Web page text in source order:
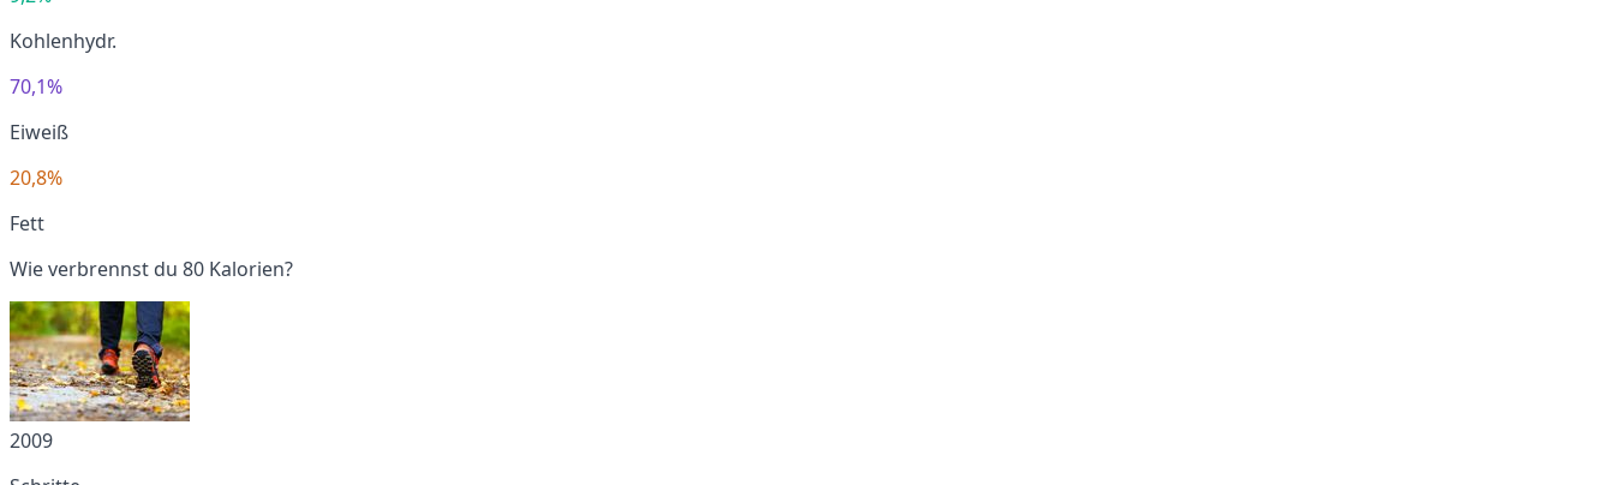
Kohlenhydr.
70,1%
Eiweiß
20,8%
Fett
Wie verbrennst du 80 Kalorien?
2009